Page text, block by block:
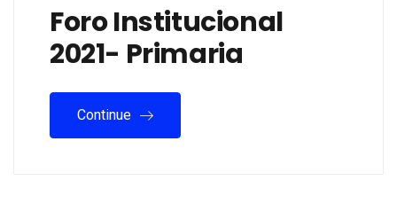
Foro Institucional
2021- Primaria
Continue